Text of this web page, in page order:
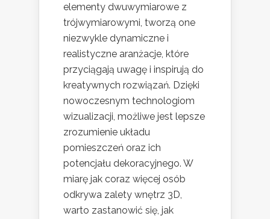
elementy dwuwymiarowe z
trójwymiarowymi, tworzą one
niezwykle dynamiczne i
realistyczne aranżacje, które
przyciągają uwagę i inspirują do
kreatywnych rozwiązań. Dzięki
nowoczesnym technologiom
wizualizacji, możliwe jest lepsze
zrozumienie układu
pomieszczeń oraz ich
potencjału dekoracyjnego. W
miarę jak coraz więcej osób
odkrywa zalety wnętrz 3D,
warto zastanowić się, jak